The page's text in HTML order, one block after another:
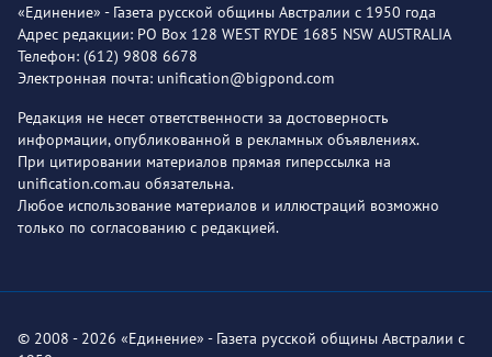
«Единение» - Газета русской общины Австралии с 1950 года
Адрес редакции: PO Box 128 WEST RYDE 1685 NSW AUSTRALIA
Телефон: (612) 9808 6678
Электронная почта: unification@bigpond.com
Редакция не несет ответственности за достоверность
информации, опубликованной в рекламных объявлениях.
При цитировании материалов прямая гиперссылка на
unification.com.au обязательна.
Любое использование материалов и иллюстраций возможно
только по согласованию с редакцией.
© 2008 - 2026 «Единение» - Газета русской общины Австралии с